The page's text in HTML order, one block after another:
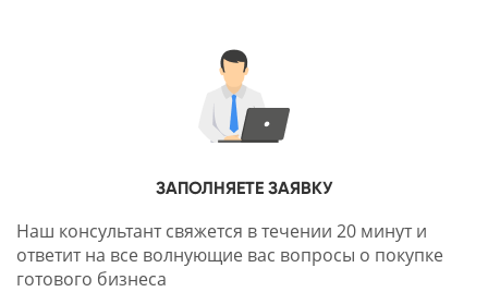
ЗАПОЛНЯЕТЕ ЗАЯВКУ
Наш консультант свяжется в течении 20 минут и
ответит на все волнующие вас вопросы о покупке
готового бизнеса